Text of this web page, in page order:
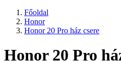
Főoldal
Honor
Honor 20 Pro ház csere
Honor 20 Pro